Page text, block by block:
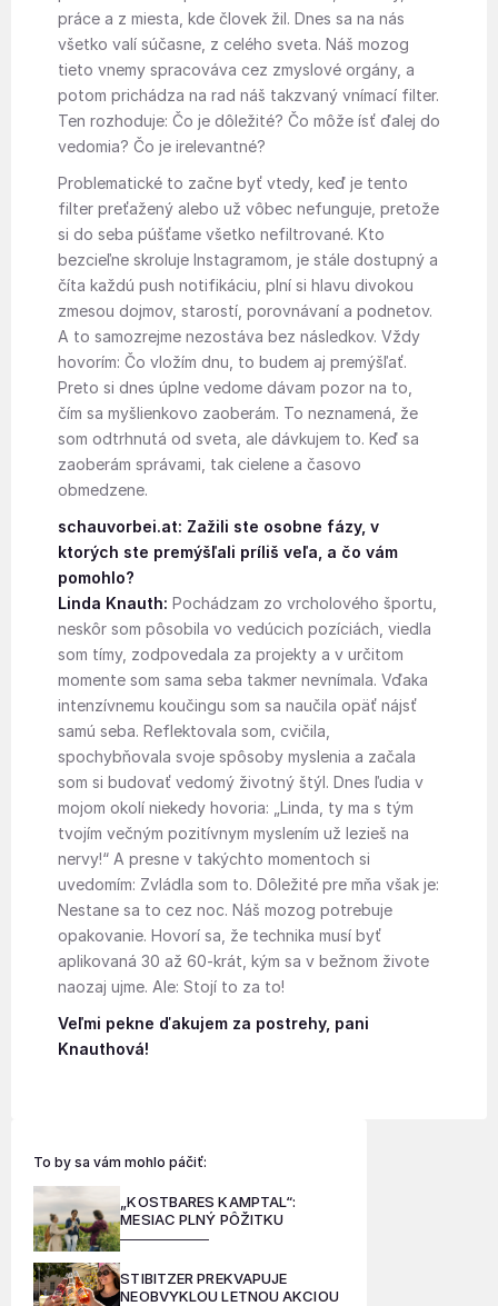
práce a z miesta, kde človek žil. Dnes sa na nás
všetko valí súčasne, z celého sveta. Náš mozog
tieto vnemy spracováva cez zmyslové orgány, a
potom prichádza na rad náš takzvaný vnímací filter.
Ten rozhoduje: Čo je dôležité? Čo môže ísť ďalej do
vedomia? Čo je irelevantné?
Problematické to začne byť vtedy, keď je tento
filter preťažený alebo už vôbec nefunguje, pretože
si do seba púšťame všetko nefiltrované. Kto
bezcieľne skroluje Instagramom, je stále dostupný a
číta každú push notifikáciu, plní si hlavu divokou
zmesou dojmov, starostí, porovnávaní a podnetov.
A to samozrejme nezostáva bez následkov. Vždy
hovorím: Čo vložím dnu, to budem aj premýšľať.
Preto si dnes úplne vedome dávam pozor na to,
čím sa myšlienkovo zaoberám. To neznamená, že
som odtrhnutá od sveta, ale dávkujem to. Keď sa
zaoberám správami, tak cielene a časovo
obmedzene.
schauvorbei.at: Zažili ste osobne fázy, v
ktorých ste premýšľali príliš veľa, a čo vám
pomohlo?
Linda Knauth: Pochádzam zo vrcholového športu,
neskôr som pôsobila vo vedúcich pozíciách, viedla
som tímy, zodpovedala za projekty a v určitom
momente som sama seba takmer nevnímala. Vďaka
intenzívnemu koučingu som sa naučila opäť nájsť
samú seba. Reflektovala som, cvičila,
spochybňovala svoje spôsoby myslenia a začala
som si budovať vedomý životný štýl. Dnes ľudia v
mojom okolí niekedy hovoria: „Linda, ty ma s tým
tvojím večným pozitívnym myslením už lezieš na
nervy!“ A presne v takýchto momentoch si
uvedomím: Zvládla som to. Dôležité pre mňa však je:
Nestane sa to cez noc. Náš mozog potrebuje
opakovanie. Hovorí sa, že technika musí byť
aplikovaná 30 až 60-krát, kým sa v bežnom živote
naozaj ujme. Ale: Stojí to za to!
Veľmi pekne ďakujem za postrehy, pani
Knauthová!
To by sa vám mohlo páčiť:
„KOSTBARES KAMPTAL“:
MESIAC PLNÝ PÔŽITKU
STIBITZER PREKVAPUJE
NEOBVYKLOU LETNOU AKCIOU